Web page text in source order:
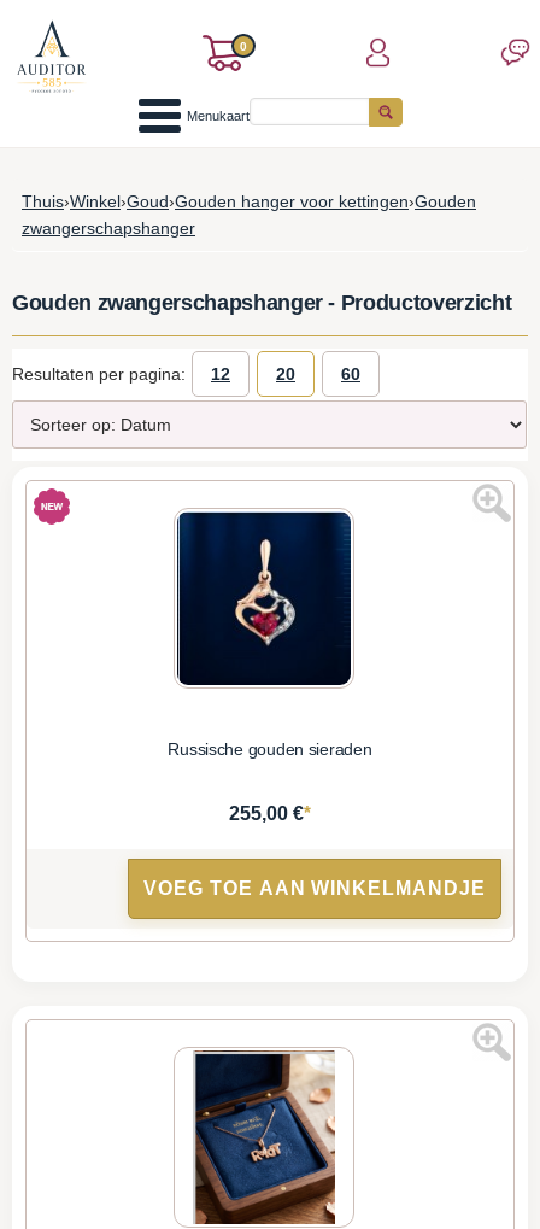
0
Menukaart
Thuis›Winkel›Goud›Gouden hanger voor kettingen›Gouden
zwangerschapshanger
Gouden zwangerschapshanger - Productoverzicht
Resultaten per pagina: 12 20 60
Russische gouden sieraden
255,00 €*
VOEG TOE AAN WINKELMANDJE